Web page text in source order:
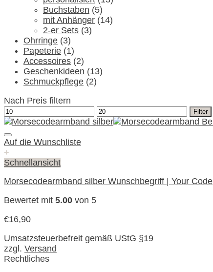
Buchstaben (5)
mit Anhänger (14)
2-er Sets (3)
Ohrringe (3)
Papeterie (1)
Accessoires (2)
Geschenkideen (13)
Schmuckpflege (2)
Nach Preis filtern
Min.
Preis
Max.
Preis
Filter
Auf die Wunschliste
+
Schnellansicht
Morsecodearmband silber Wunschbegriff | Your Code
Bewertet mit 5.00 von 5
€16,90
Umsatzsteuerbefreit gemäß UStG §19
zzgl. Versand
Rechtliches